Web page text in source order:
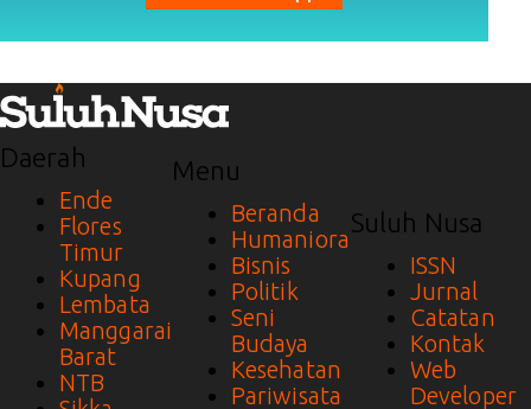
Daerah
Ende
Flores
Timur
Kupang
Lembata
Manggarai
Barat
NTB
Menu
Beranda
Humaniora
Bisnis
Politik
Seni
Budaya
Kesehatan
Pariwisata
Suluh Nusa
ISSN
Jurnal
Catatan
Kontak
Web
Developer